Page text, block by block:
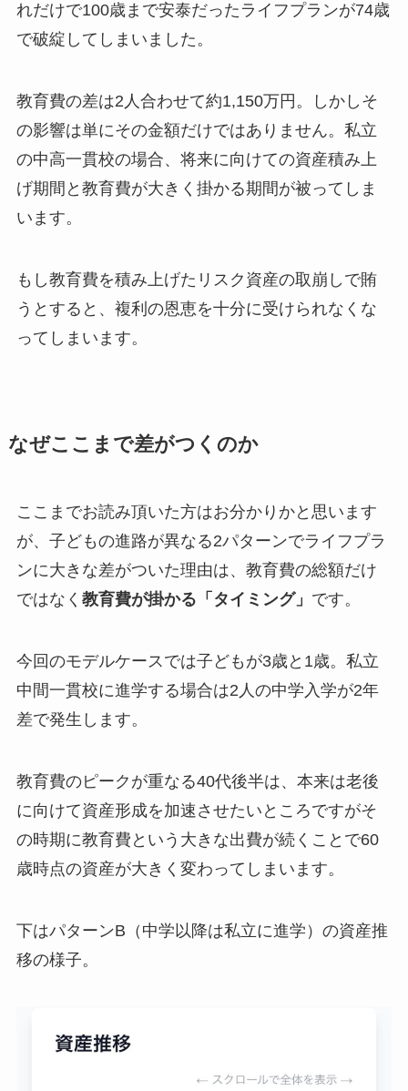
れだけで100歳まで安泰だったライフプランが74歳
で破綻してしまいました。
教育費の差は2人合わせて約1,150万円。しかしそ
の影響は単にその金額だけではありません。私立
の中高一貫校の場合、将来に向けての資産積み上
げ期間と教育費が大きく掛かる期間が被ってしま
います。
もし教育費を積み上げたリスク資産の取崩しで賄
うとすると、複利の恩恵を十分に受けられなくな
ってしまいます。
なぜここまで差がつくのか
ここまでお読み頂いた方はお分かりかと思います
が、子どもの進路が異なる2パターンでライフプラ
ンに大きな差がついた理由は、教育費の総額だけ
ではなく 教育費が掛かる「タイミング」 です。
今回のモデルケースでは子どもが3歳と1歳。私立
中間一貫校に進学する場合は2人の中学入学が2年
差で発生します。
教育費のピークが重なる40代後半は、本来は老後
に向けて資産形成を加速させたいところですがそ
の時期に教育費という大きな出費が続くことで60
歳時点の資産が大きく変わってしまいます。
下はパターンB（中学以降は私立に進学）の資産推
移の様子。